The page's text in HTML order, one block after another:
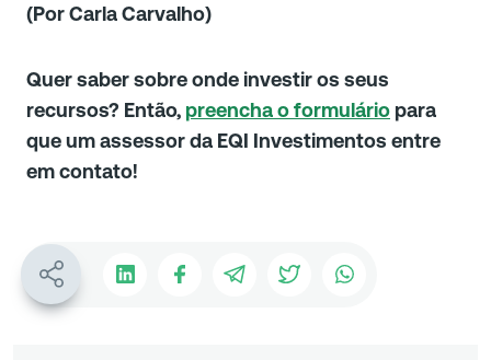
(Por Carla Carvalho)
Quer saber sobre onde investir os seus
recursos? Então, preencha o formulário para
que um assessor da EQI Investimentos entre
em contato!